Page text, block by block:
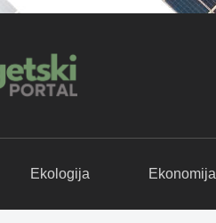
Ekologija Ekonomija